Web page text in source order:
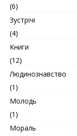
(6)
Зустрічі
(4)
Книги
(12)
Людинознавство
(1)
Молодь
(1)
Мораль